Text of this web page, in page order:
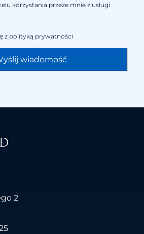
korzystania przeze mnie z usługi
z polityką prywatności
2